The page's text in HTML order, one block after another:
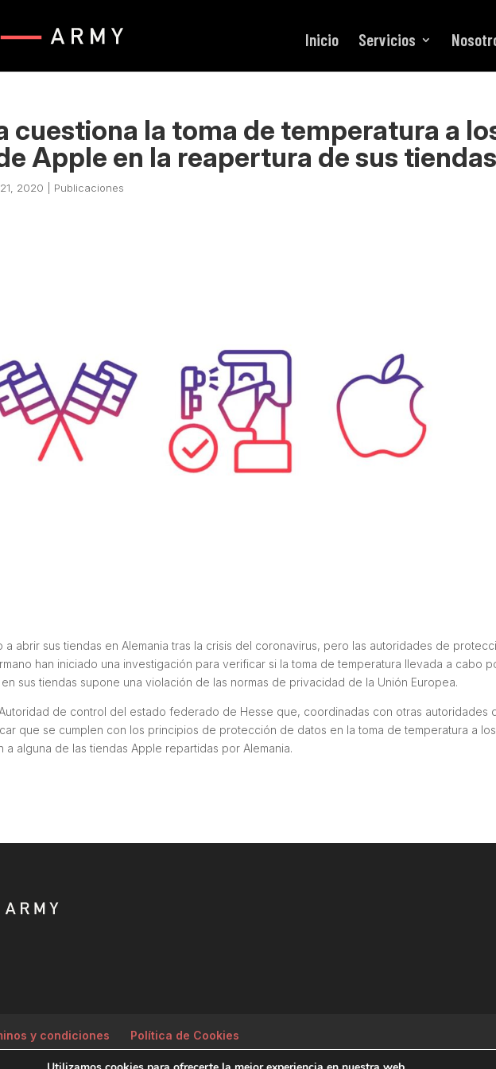
Inicio Servicios
cuestiona la toma de temperatura a
Apple en la reapertura de sus
2020 Publicaciones
a abrir sus tiendas en Alemania tras la crisis del coronavirus, pero las autoridades de
han iniciado una investigación para verificar si la toma de temperatura llevada a cabo
sus tiendas supone una violación de las normas de privacidad de la Unión Europea.
de control del estado federado de Hesse que, coordinadas con otras autoridades
que se cumplen con los principios de protección de datos en la toma de temperatura a los
a alguna de las tiendas Apple repartidas por Alemania.
y condiciones Política de Cookies